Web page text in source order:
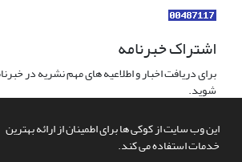
این وب سایت از کوکی ها برای اطمینان از ارائه بهترین
خدمات استفاده می کند.
اشتراک خبرنامه
برای دریافت اخبار و اطلاعیه های مهم نشریه در
شوید.